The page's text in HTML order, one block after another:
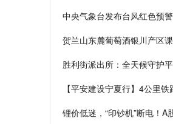
中央气象台发布台风红色预
贺兰山东麓葡萄酒银川产区
胜利街派出所：全天候守护
【平安建设宁夏行】4公里
锂价低迷，“印钞机”断电！A